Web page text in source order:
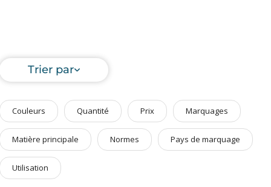
Bagageries & Sacs
Etui
Vêtements de Travail
Parapluies & Parasols
Gourmandises
Art de la Table
Trier par
Couleurs Quantité Prix Marquages
Matière principale Normes Pays de marquage
Utilisation